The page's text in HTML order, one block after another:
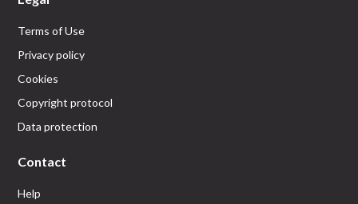
Terms of Use
Privacy policy
Cookies
Copyright protocol
Data protection
Contact
Help